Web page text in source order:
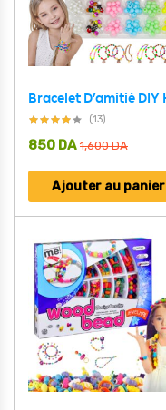
(13)
1,600DA
850 DA
Ajouter au panier